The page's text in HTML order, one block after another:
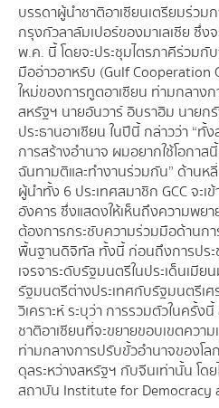
บรรดาผู้นำชาติอาเซียนเตรียมร่ว
กรุงกัวลาลัมเปอร์ของมาเลเซีย ซึ่ง
พ.ค. นี้ โดยจะประชุมไตรภาคีร่วมกั
มืออ่าวอาหรับ (Gulf Cooperation
ใหม่ของการทูตอาเซียน ท่ามกลาง
สหรัฐฯ นายอันวาร์ อิบราฮิม นายก
ประธานอาเซียน ในปีนี้ กล่าวว่า “ทั้
การสร้างอำนาจ ผมอยากใช้โอกาส
ฉันทามติและทำงานร่วมกัน” ด้านห
ผู้นำทั้ง 6 ประเทศสมาชิก GCC จะเ
อังคาร ซึ่งแสดงให้เห็นถึงความพย
ต้องการกระชับความร่วมมือด้านกา
พื้นฐานดิจิทัล ทั้งนี้ ก่อนถึงการปร
เจรจาระดับรัฐมนตรีในประเด็นเมีย
รัฐมนตรีต่างประเทศกับรัฐมนตรีเ
วิเคราะห์ ระบุว่า การรวมตัวในครั้
ชาติอาเซียนที่จะขยายขอบเขตควา
ท่ามกลางการปรับขั้วอำนาจของโล
ดุลระหว่างสหรัฐฯ กับจีนเท่านั้น โด
สถาบัน Institute for Democracy